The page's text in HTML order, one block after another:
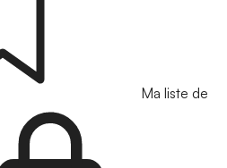
Ma liste de